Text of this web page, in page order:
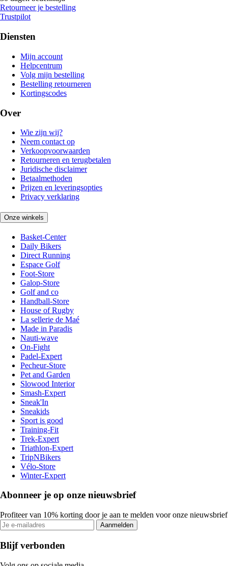
Retourneer je bestelling
Trustpilot
Diensten
Mijn account
Helpcentrum
Volg mijn bestelling
Bestelling retourneren
Kortingscodes
Over
Wie zijn wij?
Neem contact op
Verkoopvoorwaarden
Retourneren en terugbetalen
Juridische disclaimer
Betaalmethoden
Prijzen en leveringsopties
Privacy verklaring
Onze winkels
Basket-Center
Daily Bikers
Direct Running
Espace Golf
Foot-Store
Galop-Store
Golf and co
Handball-Store
House of Rugby
La sellerie de Maé
Made in Paradis
Nauti-wave
On-Fight
Padel-Expert
Pecheur-Store
Pet and Garden
Slowood Interior
Smash-Expert
Sneak'In
Sneakids
Sport is good
Training-Fit
Trek-Expert
Triathlon-Expert
TripNBikers
Vélo-Store
Winter-Expert
Abonneer je op onze nieuwsbrief
Profiteer van 10% korting door je aan te melden voor onze nieuwsbrief
Aanmelden
Blijf verbonden